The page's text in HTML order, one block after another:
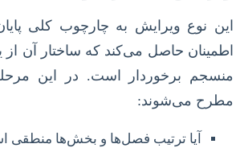
این نوع ویرایش به چارچوب کلی
اطمینان حاصل می‌کند که ساختار آن
منسجم برخوردار است. در این
مطرح می‌شوند:
آیا ترتیب فصل‌ها و بخش‌ها منطقی